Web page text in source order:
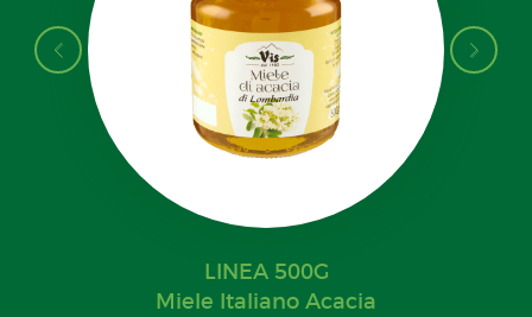
LINEA 500G
Miele Italiano Acacia